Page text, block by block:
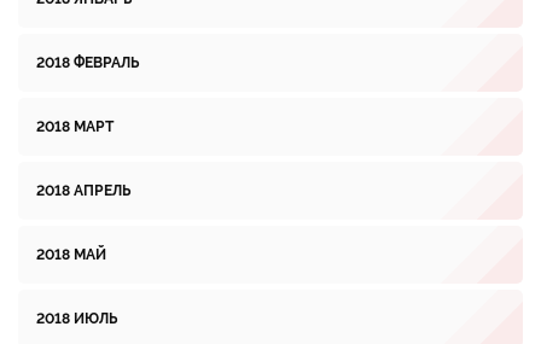
2018 ФЕВРАЛЬ
2018 МАРТ
2018 АПРЕЛЬ
2018 МАЙ
2018 ИЮЛЬ